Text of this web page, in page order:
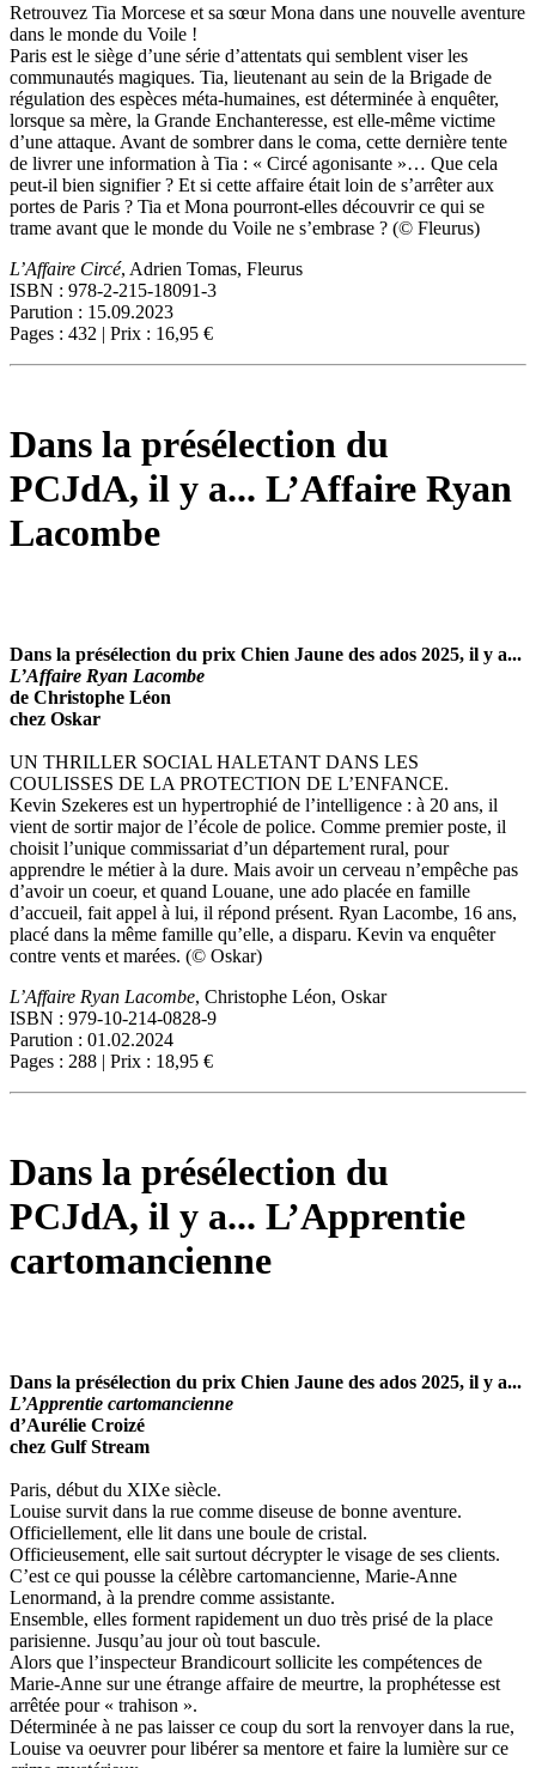
Retrouvez Tia Morcese et sa sœur Mona dans une nouvelle aventure
dans le monde du Voile !
Paris est le siège d’une série d’attentats qui semblent viser les
communautés magiques. Tia, lieutenant au sein de la Brigade de
régulation des espèces méta-humaines, est déterminée à enquêter,
lorsque sa mère, la Grande Enchanteresse, est elle-même victime
d’une attaque. Avant de sombrer dans le coma, cette dernière tente
de livrer une information à Tia : « Circé agonisante »… Que cela
peut-il bien signifier ? Et si cette affaire était loin de s’arrêter aux
portes de Paris ? Tia et Mona pourront-elles découvrir ce qui se
trame avant que le monde du Voile ne s’embrase ? (© Fleurus)
L’Affaire Circé, Adrien Tomas, Fleurus
ISBN : 978-2-215-18091-3
Parution : 15.09.2023
Pages : 432 | Prix : 16,95 €
Dans la présélection du
PCJdA, il y a... L’Affaire Ryan
Lacombe
Dans la présélection du prix Chien Jaune des ados 2025, il y a...
L’Affaire Ryan Lacombe
de Christophe Léon
chez Oskar
UN THRILLER SOCIAL HALETANT DANS LES
COULISSES DE LA PROTECTION DE L’ENFANCE.
Kevin Szekeres est un hypertrophié de l’intelligence : à 20 ans, il
vient de sortir major de l’école de police. Comme premier poste, il
choisit l’unique commissariat d’un département rural, pour
apprendre le métier à la dure. Mais avoir un cerveau n’empêche pas
d’avoir un coeur, et quand Louane, une ado placée en famille
d’accueil, fait appel à lui, il répond présent. Ryan Lacombe, 16 ans,
placé dans la même famille qu’elle, a disparu. Kevin va enquêter
contre vents et marées. (© Oskar)
L’Affaire Ryan Lacombe, Christophe Léon, Oskar
ISBN : 979-10-214-0828-9
Parution : 01.02.2024
Pages : 288 | Prix : 18,95 €
Dans la présélection du
PCJdA, il y a... L’Apprentie
cartomancienne
Dans la présélection du prix Chien Jaune des ados 2025, il y a...
L’Apprentie cartomancienne
d’Aurélie Croizé
chez Gulf Stream
Paris, début du XIXe siècle.
Louise survit dans la rue comme diseuse de bonne aventure.
Officiellement, elle lit dans une boule de cristal.
Officieusement, elle sait surtout décrypter le visage de ses clients.
C’est ce qui pousse la célèbre cartomancienne, Marie-Anne
Lenormand, à la prendre comme assistante.
Ensemble, elles forment rapidement un duo très prisé de la place
parisienne. Jusqu’au jour où tout bascule.
Alors que l’inspecteur Brandicourt sollicite les compétences de
Marie-Anne sur une étrange affaire de meurtre, la prophétesse est
arrêtée pour « trahison ».
Déterminée à ne pas laisser ce coup du sort la renvoyer dans la rue,
Louise va oeuvrer pour libérer sa mentore et faire la lumière sur ce